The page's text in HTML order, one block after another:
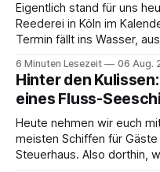
Eigentlich stand für uns
Reederei in Köln im
Termin fällt ins Wasser,
und fahren mit Thurgau
Budapest. Auch
6 Minuten Lesezeit 06 Aug.
Hinter den
eines Fluss-
Heute nehmen wir euch
meisten Schiffen für
Steuerhaus. Also dorthin,